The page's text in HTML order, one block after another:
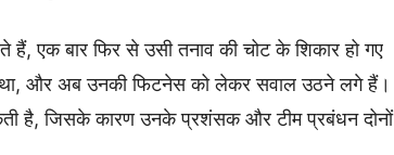
एक बार फिर से उसी तनाव की चोट के शिकार हो गए
था, और अब उनकी फिटनेस को लेकर सवाल उठने लगे हैं।
है, जिसके कारण उनके प्रशंसक और टीम प्रबंधन दोनों